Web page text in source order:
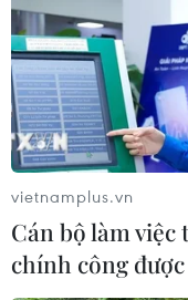
Theo dõi
TIN CÙNG
vietnamplus.vn
Cán bộ làm
chính công